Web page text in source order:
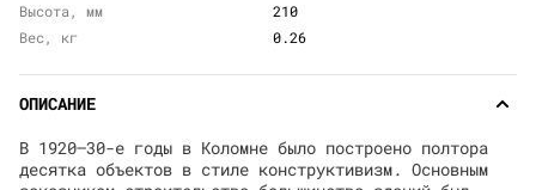
Высота, мм
210
Вес, кг
0.26
ОПИСАНИЕ
В 1920–30-е годы в Коломне было построено полтора
десятка объектов в стиле конструктивизм. Основным